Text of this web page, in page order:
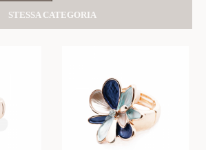
STESSA CATEGORIA